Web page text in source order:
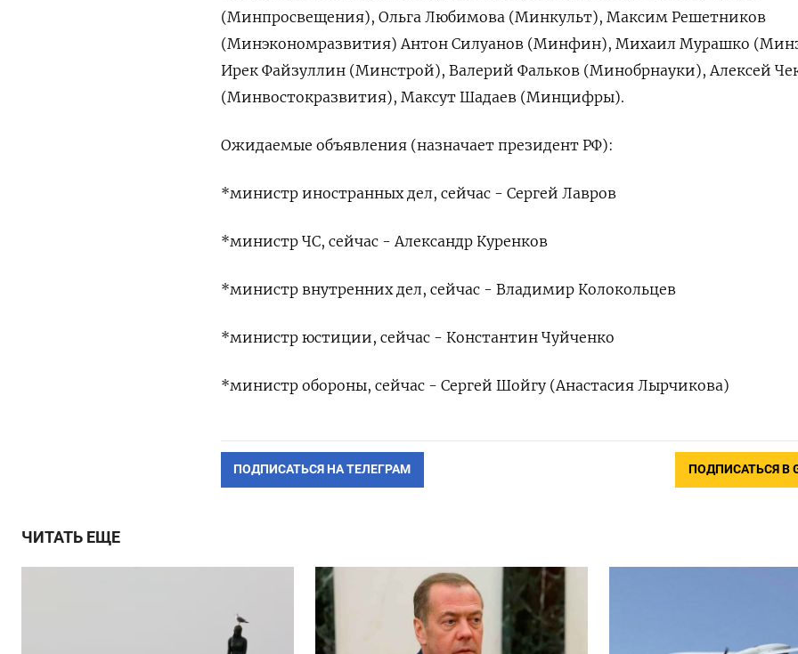
(Минпросвещения), Ольга Любимова (Минкульт), Максим Решетников
(Минэкономразвития) Антон Силуанов (Минфин), Михаил Мурашко
Ирек Файзуллин (Минстрой), Валерий Фальков (Минобрнауки), Алексей
(Минвостокразвития), Максут Шадаев (Минцифры).
Ожидаемые объявления (назначает президент РФ):
*министр иностранных дел, сейчас - Сергей Лавров
*министр ЧС, сейчас - Александр Куренков
*министр внутренних дел, сейчас - Владимир Колокольцев
*министр юстиции, сейчас - Константин Чуйченко
*министр обороны, сейчас - Сергей Шойгу (Анастасия Лырчикова)
ПОДПИСАТЬСЯ НА ТЕЛЕГРАМ ПОДПИСАТЬСЯ В
ЧИТАТЬ ЕЩЕ